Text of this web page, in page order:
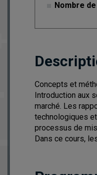
Nombre
Concepts et
Introduction aux
marché. Les
technologiques
processus de
Dans ce cours,